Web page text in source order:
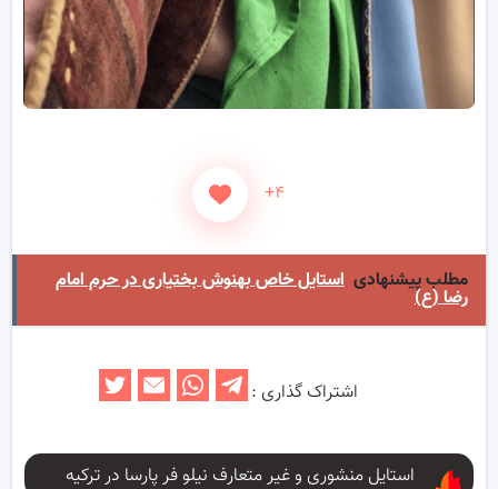
+۴
مطلب پیشنهادی استایل خاص بهنوش بختیاری در حرم امام
رضا (ع)
اشتراک گذاری :
استایل منشوری و غیر متعارف نیلو فر پارسا در ترکیه